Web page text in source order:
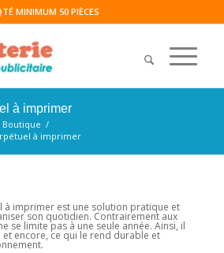
MINIMUM 50 PIÈCES
à imprimer
Boutique /
à imprimer
à imprimer est une solution pratique et
son quotidien. Contrairement aux
se limite pas à une seule année. Ainsi, il
encore, ce qui le rend durable et